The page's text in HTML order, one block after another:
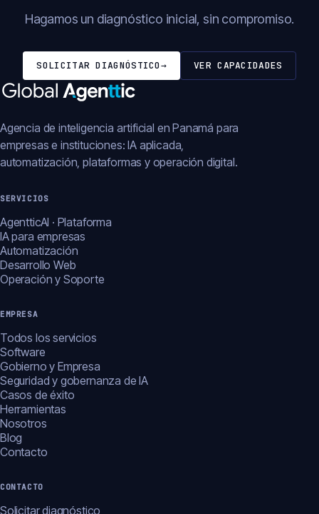
Hagamos un diagnóstico inicial, sin compromiso.
SOLICITAR DIAGNÓSTICO→ VER CAPACIDADES
Agencia de inteligencia artificial en Panamá para
empresas e instituciones: IA aplicada,
automatización, plataformas y operación digital.
SERVICIOS
AgentticAI · Plataforma
IA para empresas
Automatización
Desarrollo Web
Operación y Soporte
EMPRESA
Todos los servicios
Software
Gobierno y Empresa
Seguridad y gobernanza de IA
Casos de éxito
Herramientas
Nosotros
Blog
Contacto
CONTACTO
Solicitar diagnóstico